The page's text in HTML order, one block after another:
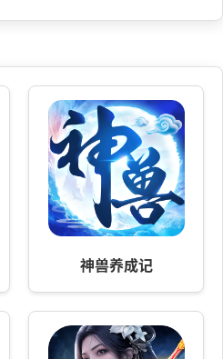
神兽养成记